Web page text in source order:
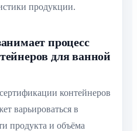
продукции.
процесс
для ванной
контейнеров
варьироваться в
продукта и объёма